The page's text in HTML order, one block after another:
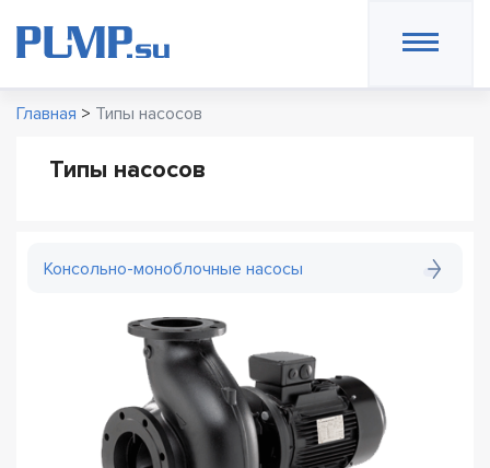
Главная > Типы насосов
Типы насосов
Консольно-моноблочные насосы